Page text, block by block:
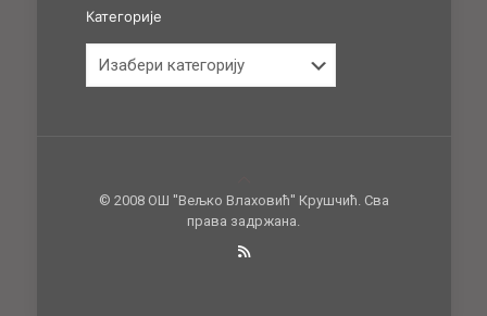
Категорије
© 2008 ОШ ''Вељко Влаховић'' Крушчић. Сва
права задржана.